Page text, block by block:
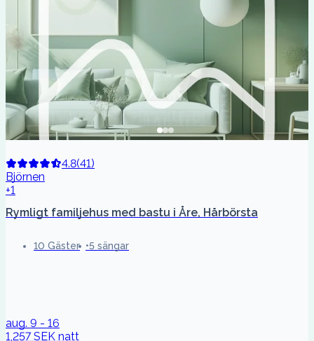
4.8(41)
Björnen
+1
Rymligt familjehus med bastu i Åre, Hårbörsta
10 Gäster 5 sängar
aug. 9 - 16
1,257 SEK natt